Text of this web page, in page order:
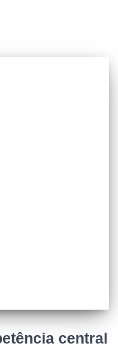
central